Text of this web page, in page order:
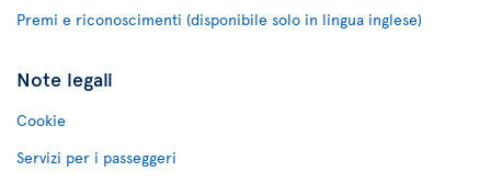
Premi e riconoscimenti (disponibile solo in lingua inglese)
Note legali
Cookie
Servizi per i passeggeri